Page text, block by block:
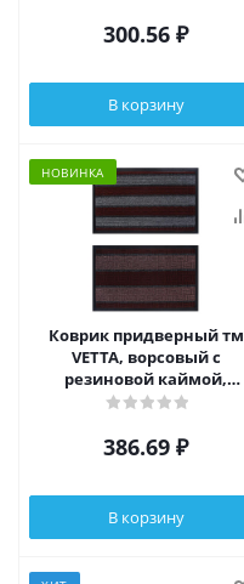
300.56 ₽
В корзину
НОВИНКА
Коврик придверный тм
VETTA, ворсовый с
резиновой каймой,
45x75см, 3 дизайна
386.69 ₽
В корзину